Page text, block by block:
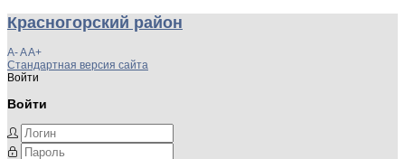
Красногорский район
A-AA+
Стандартная версия сайта
Войти
Войти